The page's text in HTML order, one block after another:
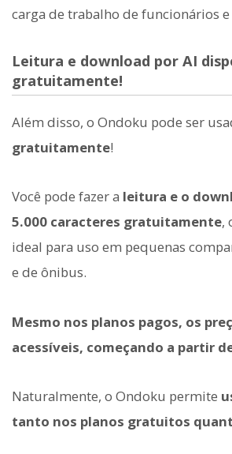
carga de trabalho de funcionários
Leitura e download por AI
gratuitamente!
Além disso, o Ondoku pode ser
gratuitamente!
Você pode fazer a leitura e o
5.000 caracteres gratuitamente,
ideal para uso em pequenas
e de ônibus.
Mesmo nos planos pagos, os
acessíveis, começando a partir
Naturalmente, o Ondoku permite
tanto nos planos gratuitos